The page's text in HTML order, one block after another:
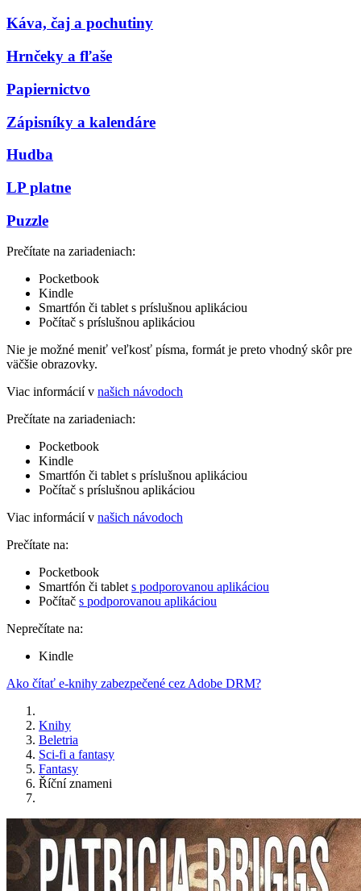
Káva, čaj a pochutiny
Hrnčeky a fľaše
Papiernictvo
Zápisníky a kalendáre
Hudba
LP platne
Puzzle
Prečítate na zariadeniach:
Pocketbook
Kindle
Smartfón či tablet s príslušnou aplikáciou
Počítač s príslušnou aplikáciou
Nie je možné meniť veľkosť písma, formát je preto vhodný skôr pre
väčšie obrazovky.
Viac informácií v našich návodoch
Prečítate na zariadeniach:
Pocketbook
Kindle
Smartfón či tablet s príslušnou aplikáciou
Počítač s príslušnou aplikáciou
Viac informácií v našich návodoch
Prečítate na:
Pocketbook
Smartfón či tablet s podporovanou aplikáciou
Počítač s podporovanou aplikáciou
Neprečítate na:
Kindle
Ako čítať e-knihy zabezpečené cez Adobe DRM?
Knihy
Beletria
Sci-fi a fantasy
Fantasy
Říční znameni